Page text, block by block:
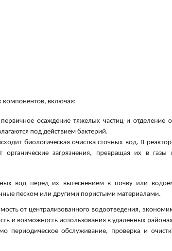
компонентов, включая:
осаждение тяжелых частиц и отделение
под действием бактерий.
биологическая очистка сточных вод. В
органические загрязнения, превращая их в газы
вод перед их вытеснением в почву или
песком или другими пористыми материалами.
от централизованного водоотведения,
и возможность использования в удаленных
периодическое обслуживание, проверка и